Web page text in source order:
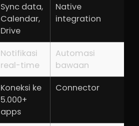
Sync data,
Calendar,
Drive
Native
integration
Notifikasi
real-time
Automasi
bawaan
Koneksi ke
5.000+
apps
Connector